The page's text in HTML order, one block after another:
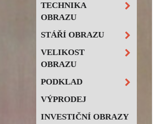
TECHNIKA
OBRAZU
STÁŘÍ OBRAZU
VELIKOST
OBRAZU
PODKLAD
VÝPRODEJ
INVESTIČNÍ OBRAZY